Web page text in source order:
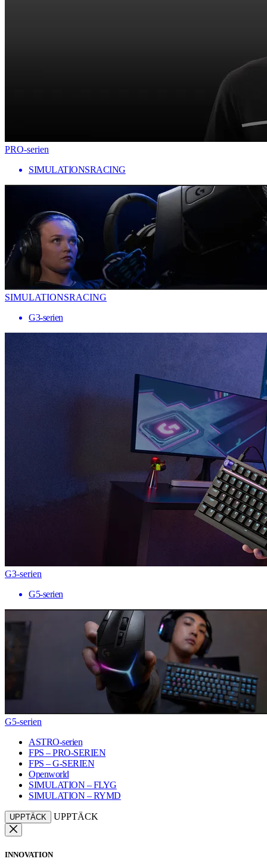
PRO-serien
SIMULATIONSRACING
SIMULATIONSRACING
G3-serien
G3-serien
G5-serien
G5-serien
ASTRO-serien
FPS – PRO-SERIEN
FPS – G-SERIEN
Openworld
SIMULATION – FLYG
SIMULATION – RYMD
UPPTÄCK UPPTÄCK
INNOVATION